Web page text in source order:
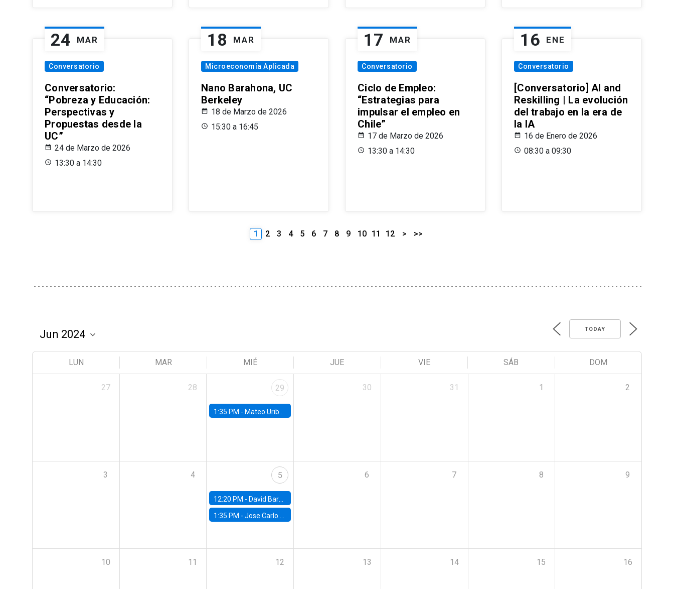
24 MAR
Conversatorio
Conversatorio:
“Pobreza y Educación:
Perspectivas y
Propuestas desde la
UC”
24 de Marzo de 2026
13:30 a 14:30
18 MAR
Microeconomía Aplicada
Nano Barahona, UC
Berkeley
18 de Marzo de 2026
15:30 a 16:45
17 MAR
Conversatorio
Ciclo de Empleo:
“Estrategias para
impulsar el empleo en
Chile”
17 de Marzo de 2026
13:30 a 14:30
16 ENE
Conversatorio
[Conversatorio] AI and
Reskilling | La evolución
del trabajo en la era de
la IA
16 de Enero de 2026
08:30 a 09:30
1 2 3 4 5 6 7 8 9 10 11 12 > >>
TODAY
LUN MAR MIÉ JUE VIE SÁB DOM
27 28 29
1:35 PM - Mateo Uribe-Castro, Universidad de los Andes (Colombia)
30 31 1 2
3 4 5
12:20 PM - David Bardey, Universidad de los Andes - CEDE
1:35 PM -Jose Carlo Bermudez, UC (ME) & World Bank
6 7 8 9
10 11 12 13 14 15 16